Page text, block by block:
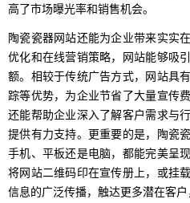
高了市场曝光率和销售机会。
陶瓷瓷器网站还能为企业带来实实
优化和在线营销策略，网站能够吸
额。相较于传统广告方式，网站具
踪等优势，为企业节省了大量宣传
还能帮助企业深入了解客户需求与
提供有力支持。更重要的是，陶瓷
手机、平板还是电脑，都能完美呈
将网站二维码印在宣传册上，或挂
信息的广泛传播，触达更多潜在客户